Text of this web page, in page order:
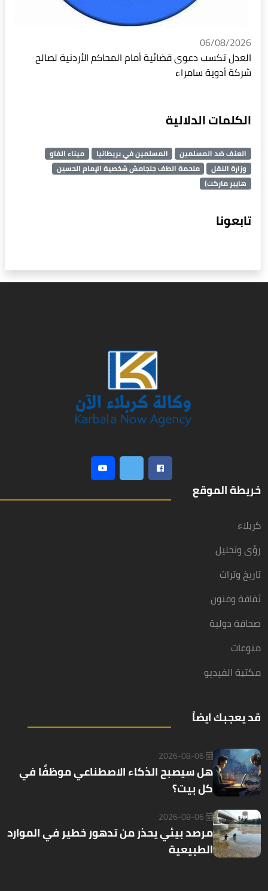
06/08/2026
العدل تكسب دعوى قضائية أمام المحاكم الأردنية لصالح
شركة أدوية سامراء
الكلمات الدلالية
العنف ضد المسلمين المسلمين في بريطانيا
ميناء الفاو
وزارة النقل
ملحمة الطف جلجامش شخصية الإمام الحسين
هايبر ماركت)
تابعونا
خريطة الموقع
كربلاء
رؤى وتحليل
تاريخ وتراث
ثقافة وفنون
صحافة دولية
منوعات
مكتبة الفيديو
قد يعجبك ايضاً
2026-08-06
هل سيصبح الذكاء الاصطناعي موظفًا في
كل بيت؟
2026-08-06
مرصد بيئي يحذر من تدهور خطير في الموارد
الطبيعية